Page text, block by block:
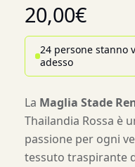
20,00€
24 persone stanno
adesso
La Maglia Stade
Thailandia Rossa è
passione per ogni
tessuto traspirante